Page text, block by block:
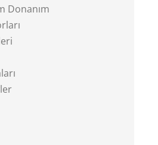
Donanım